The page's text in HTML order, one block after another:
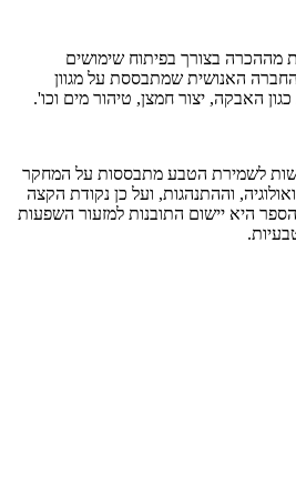
מההכרה בצורך בפיתוח שימושים
האנושית שמתבססת על מגוון
האבקה, יצור חמצן, טיהור מים וכו'.
לשמירת הטבע מתבססות על המחקר
וההתנהגות, ועל כן נקודת הקצה
היא יישום התובנות למזעור השפעות